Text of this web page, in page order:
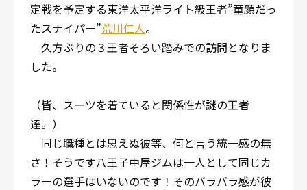
定戦を予定する東洋太平洋ライト級王者”童顔だっ
たスナイパー”荒川仁人。
久方ぶりの３王者そろい踏みでの訪問となりま
した。
（皆、スーツを着ていると関係性が謎の王者
達。）
同じ職種とは思えぬ彼等、何と言う統一感の無
さ！そうです八王子中屋ジムは一人として同じカ
ラーの選手はいないのです！そのバラバラ感が彼